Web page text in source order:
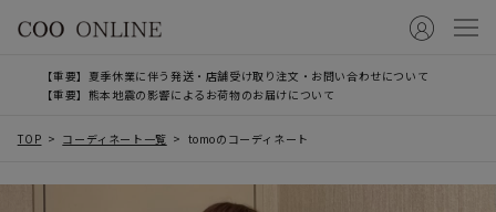
【重要】夏季休業に伴う発送・店舗受け取り注文・お問い合わせについて
【重要】熊本地震の影響によるお荷物のお届けについて
TOP コーディネート一覧 tomoのコーディネート